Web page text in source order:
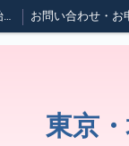
ご予約から教習開始までの流れ
運転中に大地震が起きたら 応急救護に
東京